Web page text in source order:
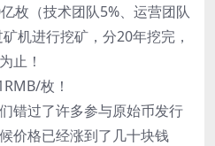
枚（技术团队5%、运营团队
机进行挖矿，分20年挖完，
止！
枚！
错过了许多参与原始币发行
价格已经涨到了几十块钱